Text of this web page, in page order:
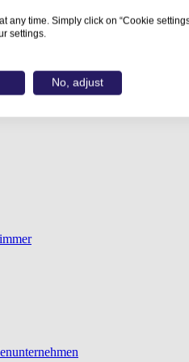
any time. Simply click on “Cookie
settings.
No, adjust